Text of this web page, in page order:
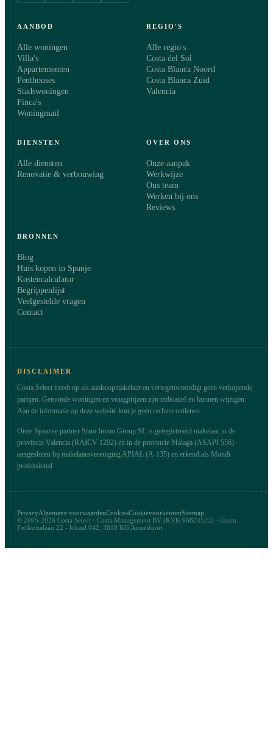
AANBOD
Alle woningen
Villa's
Appartementen
Penthouses
Stadswoningen
Finca's
Woningmail
REGIO'S
Alle regio's
Costa del Sol
Costa Blanca Noord
Costa Blanca Zuid
Valencia
DIENSTEN
Alle diensten
Renovatie & verbouwing
OVER ONS
Onze aanpak
Werkwijze
Ons team
Werken bij ons
Reviews
BRONNEN
Blog
Huis kopen in Spanje
Kostencalculator
Begrippenlijst
Veelgestelde vragen
Contact
DISCLAIMER
Costa Select treedt op als aankoopmakelaar en vertegenwoordigt geen verkopende
partijen. Getoonde woningen en vraagprijzen zijn indicatief en kunnen wijzigen.
Aan de informatie op deze website kun je geen rechten ontlenen.
Onze Spaanse partner Stam Immo Group SL is geregistreerd makelaar in de
provincie Valencia (RAICV 1292) en in de provincie Málaga (ASAPI 556) ·
aangesloten bij makelaarsvereniging APIAL (A-135) en erkend als Mondi
professional
© 2005-2026 Costa Select · Costa Management BV (KVK 96824522) · Daam
Fockemalaan 22 - lokaal 042, 3818 KG Amersfoort
PrivacyAlgemene voorwaardenCookiesCookievoorkeurenSitemap